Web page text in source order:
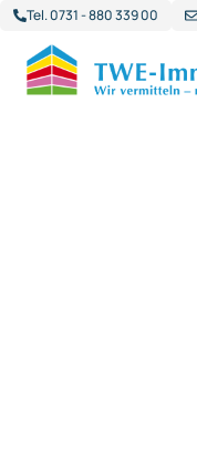
Tel. 0731 - 880 339 00